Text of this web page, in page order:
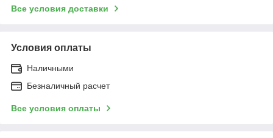
Все условия доставки
Условия оплаты
Наличными
Безналичный расчет
Все условия оплаты